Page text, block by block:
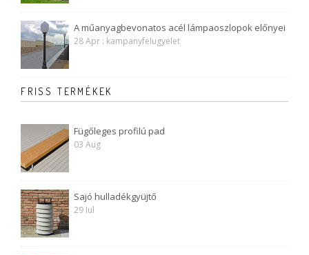
A műanyagbevonatos acél lámpaoszlopok előnyei
28 Apr : kampanyfelugyelet
FRISS TERMÉKEK
Fügőleges profilú pad
03 Aug
Sajó hulladékgyüjtő
29 Iul